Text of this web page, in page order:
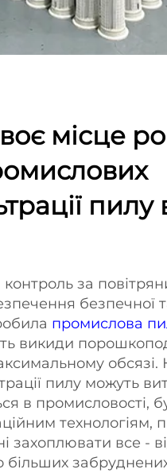
місце
пилу
контроль за
безпечної
промислова
викиди
обсязі.
пилу можуть
в промисловості,
технологіям,
захоплювати все -